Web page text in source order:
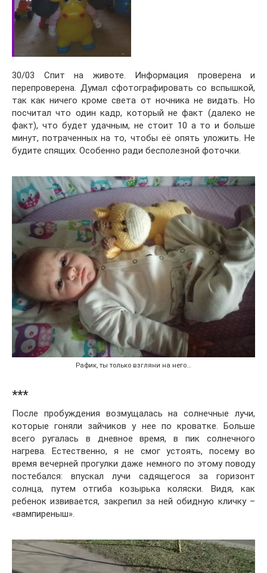
30/03 Спит на животе. Информация проверена и
перепроверена. Думал сфотографировать со вспышкой,
так как ничего кроме света от ночника не видать. Но
посчитал что один кадр, который не факт (далеко не
факт), что будет удачным, не стоит 10 а то и больше
минут, потраченных на то, чтобы её опять уложить. Не
будите спящих. Особенно ради бесполезной фоточки.
Рафик, ты только взгляни на него…
***
После пробуждения возмущалась на солнечные лучи,
которые гоняли зайчиков у нее по кроватке. Больше
всего ругалась в дневное время, в пик солнечного
нагрева. Естественно, я не смог устоять, посему во
время вечерней прогулки даже немного по этому поводу
постебался: впускал лучи садящегося за горизонт
солнца, путем отгиба козырька коляски. Видя, как
ребенок извивается, закрепил за ней обидную кличку –
«вампиреныш».